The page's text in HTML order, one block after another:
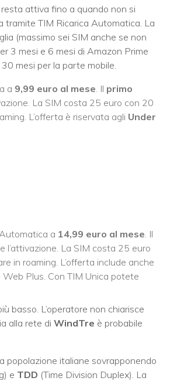
attiva fino a quando non si
tramite TIM Ricarica Automatica. La
(massimo sei SIM anche se non
3 mesi e 6 mesi di Amazon Prime
mesi per la parte mobile.
a 9,99 euro al mese . Il primo
La SIM costa 25 euro con 20
L’offerta è riservata agli Under
a 14,99 euro al mese . Il
l’attivazione. La SIM costa 25 euro
in roaming. L’offerta include anche
Plus. Con TIM Unica potete
basso. L’operatore non chiarisce
alla rete di WindTre è probabile
popolazione italiane sovrapponendo
e TDD (Time Division Duplex). La